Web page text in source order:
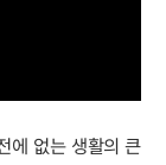
에 없는 생활의 큰